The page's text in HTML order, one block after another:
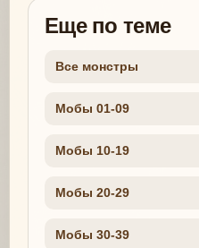
Еще по теме
Все монстры
Мобы 01-09
Мобы 10-19
Мобы 20-29
Мобы 30-39